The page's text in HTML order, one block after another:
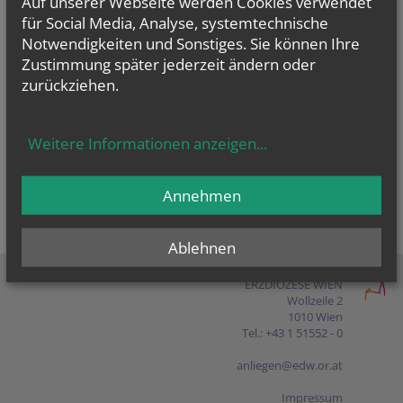
Presse
Shop
ERZDIÖZESE WIEN
Wollzeile 2
1010 Wien
Tel.: +43 1 51552 - 0
anliegen@edw.or.at
Impressum
für Social Media, Analyse, systemtechnische
Notwendigkeiten und Sonstiges. Sie können Ihre
Zustimmung später jederzeit ändern oder
zurückziehen.
Weitere Informationen anzeigen...
Ablehnen
Annehmen